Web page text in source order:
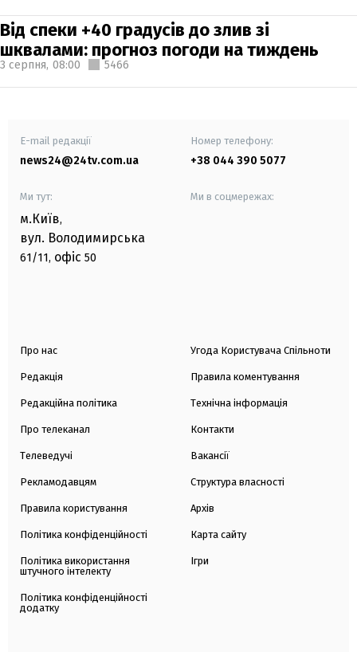
Від спеки +40 градусів до злив зі
шквалами: прогноз погоди на тиждень
3 серпня, 08:00 5466
E-mail редакції
news24@24tv.com.ua
Номер телефону:
+38 044 390 5077
Ми тут:
м.Київ,
вул. Володимирська
61/11, офіс 50
Ми в соцмережах:
Про нас
Редакція
Редакційна політика
Про телеканал
Телеведучі
Рекламодавцям
Правила користування
Політика конфіденційності
Політика використання
штучного інтелекту
Політика конфіденційності
додатку
Угода Користувача Спільноти
Правила коментування
Технічна інформація
Контакти
Вакансії
Структура власності
Архів
Карта сайту
Ігри